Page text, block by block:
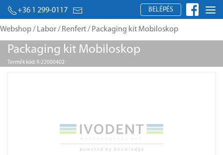
+36 1 299-0117 BELÉPÉS
Webshop/ Labor/ Renfert/ Packaging kit Mobiloskop
Packaging kit Mobiloskop
Termék kód: R-22000402